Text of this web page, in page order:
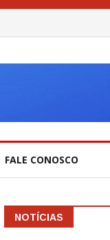
FALE CONOSCO
NOTÍCIAS